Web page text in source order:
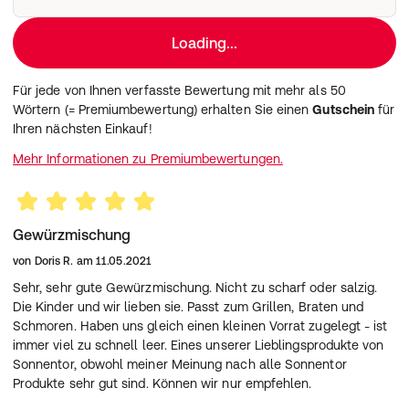
Loading...
Für jede von Ihnen verfasste Bewertung mit mehr als 50
Wörtern (= Premiumbewertung) erhalten Sie einenGutschein für
Ihren nächsten Einkauf!
Mehr Informationen zu Premiumbewertungen.
Gewürzmischung
von Doris R. am 11.05.2021
Sehr, sehr gute Gewürzmischung. Nicht zu scharf oder salzig.
Die Kinder und wir lieben sie. Passt zum Grillen, Braten und
Schmoren. Haben uns gleich einen kleinen Vorrat zugelegt - ist
immer viel zu schnell leer. Eines unserer Lieblingsprodukte von
Sonnentor, obwohl meiner Meinung nach alle Sonnentor
Produkte sehr gut sind. Können wir nur empfehlen.